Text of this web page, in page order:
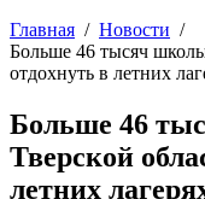
Главная
Новости
Больше 46 тысяч
отдохнуть в летних
Больше 46
Тверской
летних